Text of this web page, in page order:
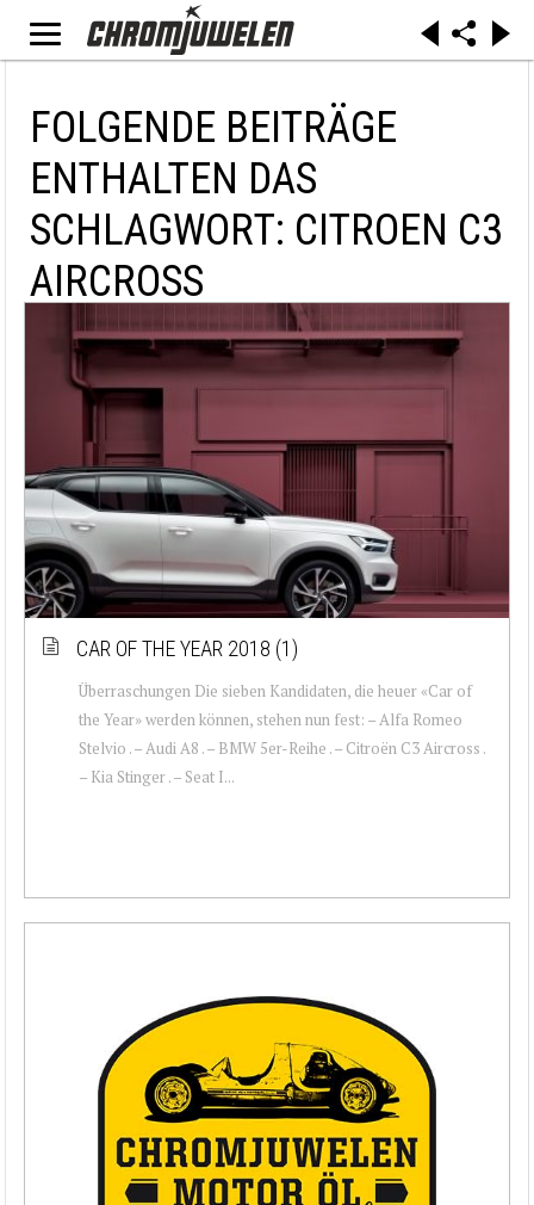
FOLGENDE BEITRÄGE
ENTHALTEN DAS
SCHLAGWORT: CITROEN C3
AIRCROSS
CAR OF THE YEAR 2018 (1)
Überraschungen Die sieben Kandidaten, die heuer «Car of
the Year» werden können, stehen nun fest: – Alfa Romeo
Stelvio . – Audi A8 . – BMW 5er-Reihe . – Citroën C3 Aircross .
– Kia Stinger . – Seat I...